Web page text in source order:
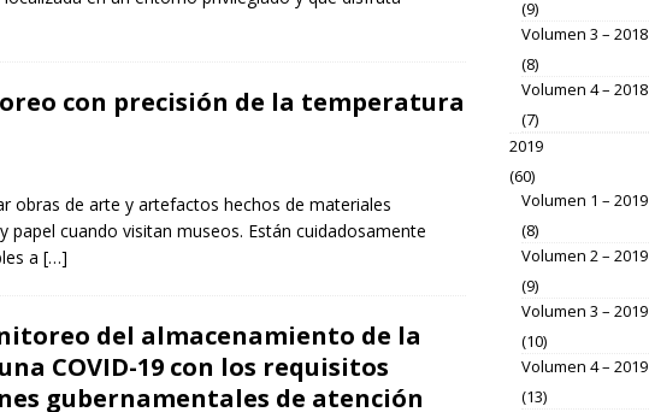
con precisión de la temperatura
obras de arte y artefactos hechos de materiales
cuando visitan museos. Están cuidadosamente
a […]
del almacenamiento de la
COVID-19 con los requisitos
gubernamentales de atención
(9)
Volumen 3 – 2018
(8)
Volumen 4 – 2018
(7)
2019
(60)
Volumen 1 – 2019
(8)
Volumen 2 – 2019
(9)
Volumen 3 – 2019
(10)
Volumen 4 – 2019
(13)